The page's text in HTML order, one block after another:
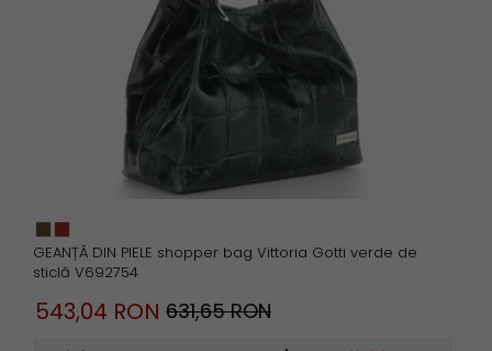
GEANȚĂ DIN PIELE shopper bag Vittoria Gotti verde de
sticlă V692754
543,04 RON 631,65 RON